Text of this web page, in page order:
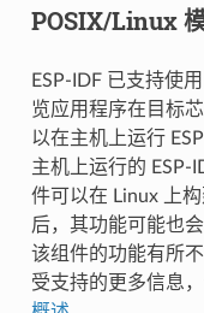
POSIX/Linux
ESP-IDF 已支持使用
览应用程序在目标
以在主机上运行
主机上运行的 ESP-
件可以在 Linux 上
后，其功能可能也
该组件的功能有所
受支持的更多信息